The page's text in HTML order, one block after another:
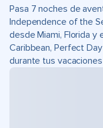
Pasa 7 noches de
Independence of the
desde Miami, Florida y
Caribbean, Perfect
durante tus